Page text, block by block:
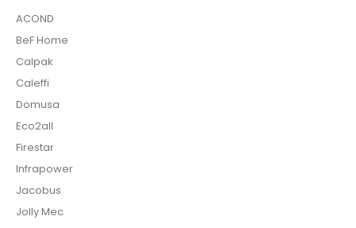
ACOND
BeF Home
Calpak
Caleffi
Domusa
Eco2all
Firestar
Infrapower
Jacobus
Jolly Mec